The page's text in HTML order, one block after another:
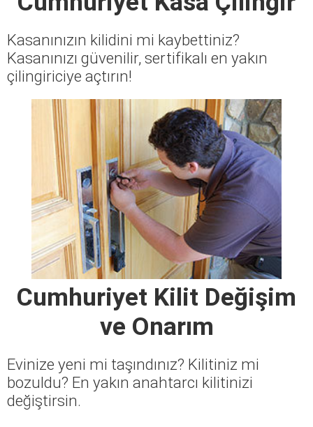
Kasanınızın kilidini mi kaybettiniz?
Kasanınızı güvenilir, sertifikalı en yakın
çilingiriciye açtırın!
Cumhuriyet Kilit Değişim
ve Onarım
Evinize yeni mi taşındınız? Kilitiniz mi
bozuldu? En yakın anahtarcı kilitinizi
değiştirsin.